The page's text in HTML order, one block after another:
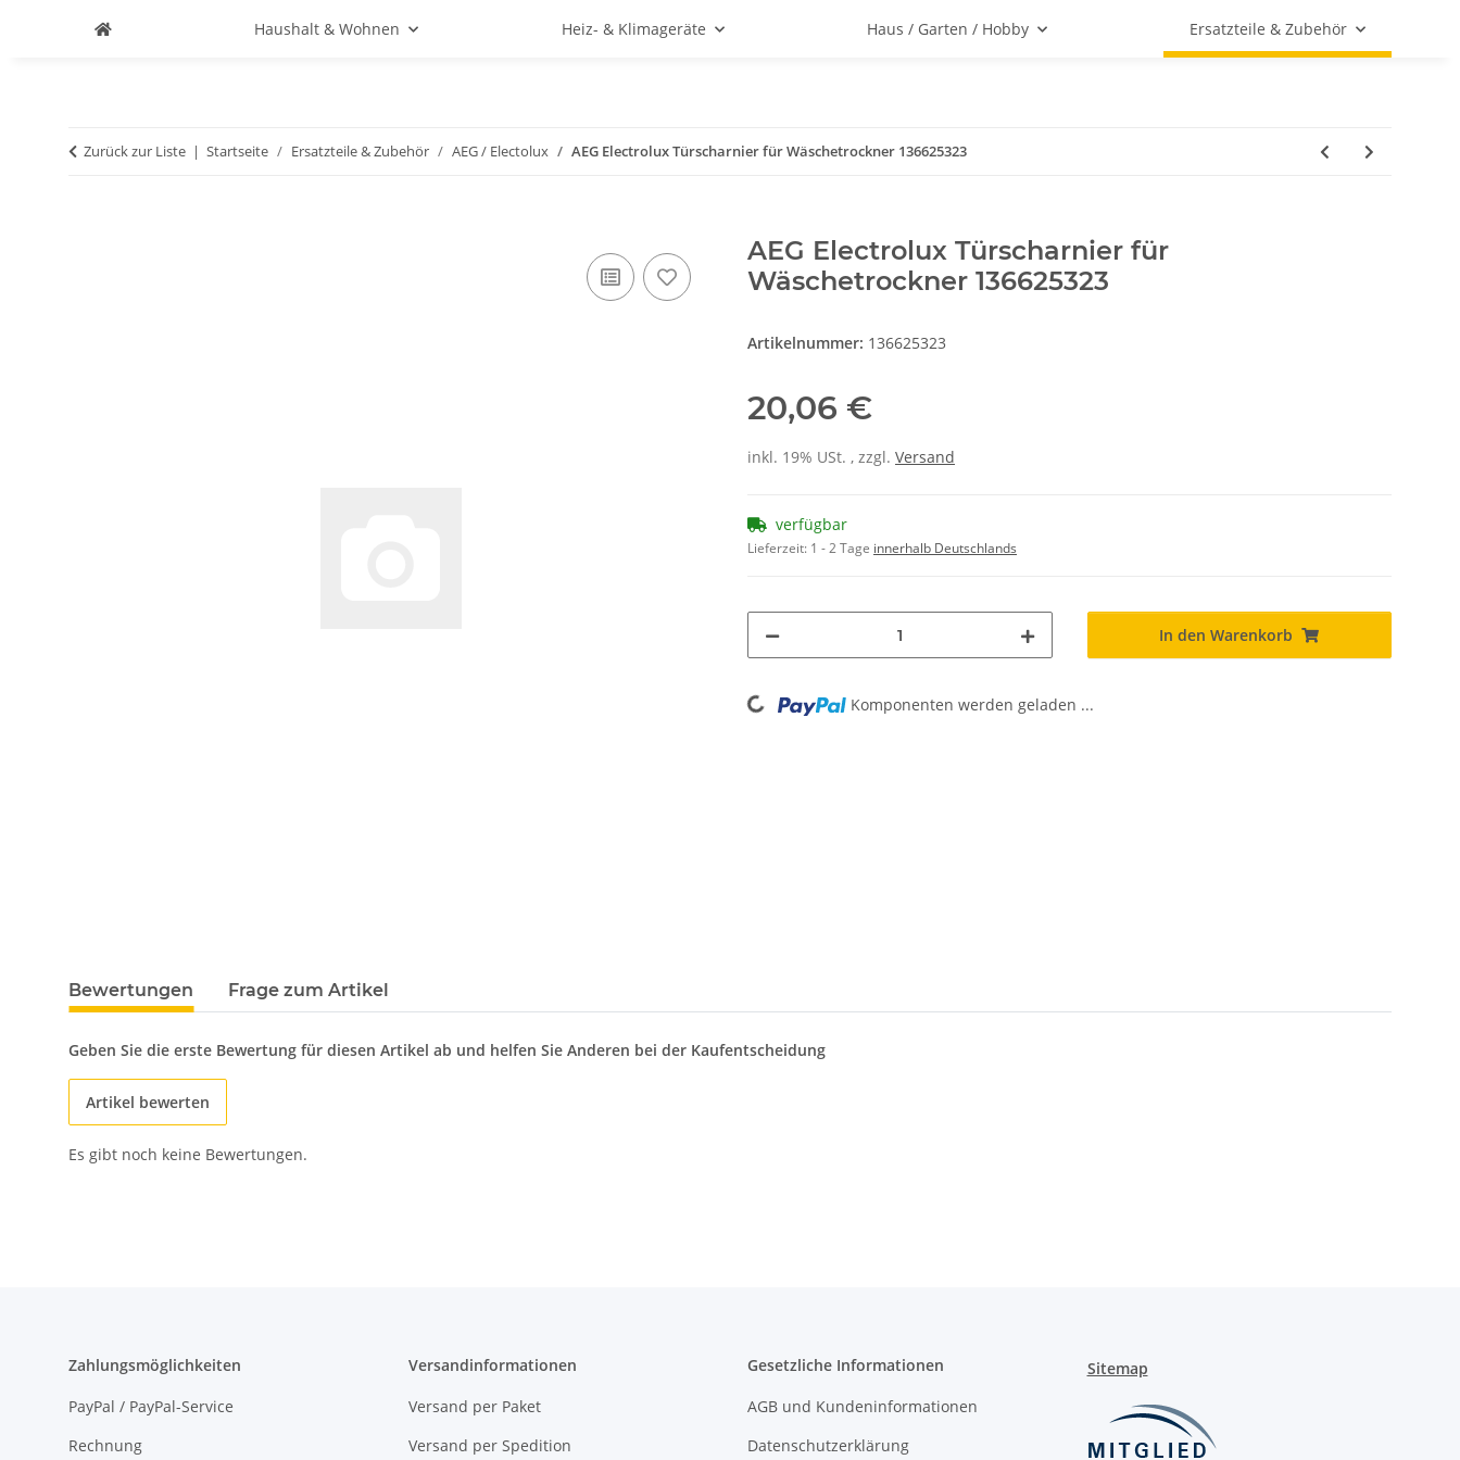
Haushalt & Wohnen Heiz- & Klimageräte Haus / Garten / Hobby Ersatzteile & Zubehör
Zurück zur Liste Startseite Ersatzteile & Zubehör AEG / Electolux AEG Electrolux Türscharnier für Wäschetrockner 136625323
AEG Electrolux Türscharnier für
Wäschetrockner 136625323
Artikelnummer: 136625323
20,06 €
inkl. 19% USt. , zzgl. Versand
verfügbar
Lieferzeit: 1 - 2 Tage innerhalb Deutschlands
In den Warenkorb
Loading... Komponenten werden geladen ...
Bewertungen Frage zum Artikel
Geben Sie die erste Bewertung für diesen Artikel ab und helfen Sie Anderen bei der Kaufentscheidung
Artikel bewerten
Es gibt noch keine Bewertungen.
Zahlungsmöglichkeiten
PayPal / PayPal-Service
Rechnung
Versandinformationen
Versand per Paket
Versand per Spedition
Gesetzliche Informationen
AGB und Kundeninformationen
Datenschutzerklärung
Sitemap